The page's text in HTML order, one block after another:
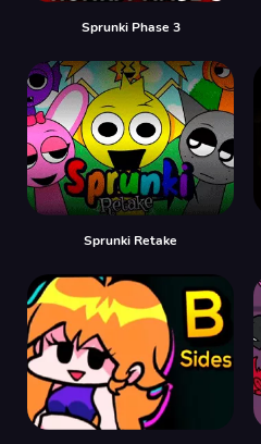
Sprunki Phase 3
Sprunki Retake